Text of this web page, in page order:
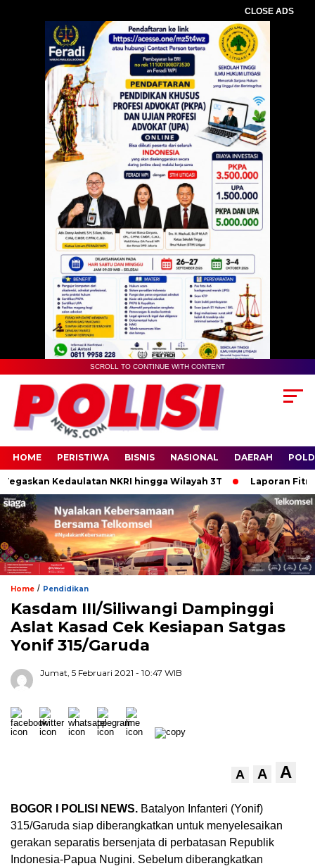
CLOSE ADS
SCROLL TO CONTINUE WITH CONTENT
HOME PERISTIWA BISNIS NASIONAL DAERAH
Kedaulatan NKRI hingga Wilayah 3T Laporan Fitnah
Home / Pendidikan
Kasdam III/Siliwangi Dampinggi
Aslat Kasad Cek Kesiapan Satgas
Yonif 315/Garuda
Jumat, 5 Februari 2021 - 10:47 WIB
A A A
BOGOR I POLISI NEWS. Batalyon Infanteri (Yonif)
315/Garuda siap diberangkatkan untuk menyelesaikan
gerakan separatis bersenjata di perbatasan Republik
Indonesia-Papua Nugini. Sebelum diberangkatkan